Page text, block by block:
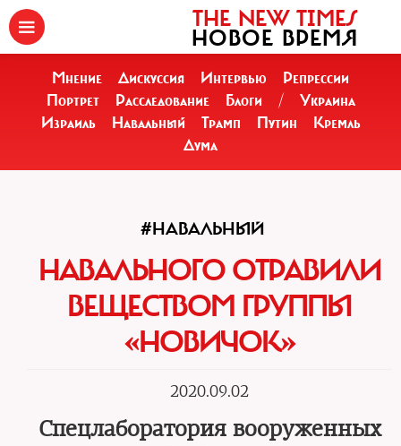
THE NEW TIMES
НОВОЕ ВРЕМЯ
Мнение Дискуссия Интервью
Репрессии
Портрет
Расследование Блоги /
Украина
Израиль
Навальный Трамп Путин
Кремль
Дума
#НАВАЛЬНЫЙ
НАВАЛЬНОГО ОТРАВИЛИ
ВЕЩЕСТВОМ ГРУППЫ
«НОВИЧОК»
2020.09.02
Спецлаборатория вооруженных